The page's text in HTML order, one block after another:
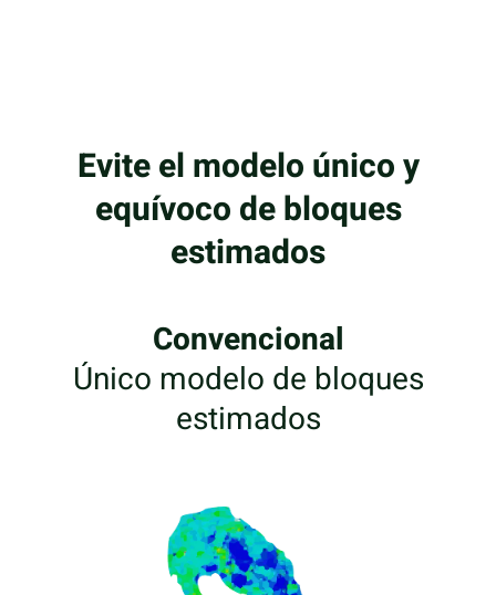
Evite el modelo único y
equívoco de bloques
estimados
Convencional
Único modelo de bloques
estimados